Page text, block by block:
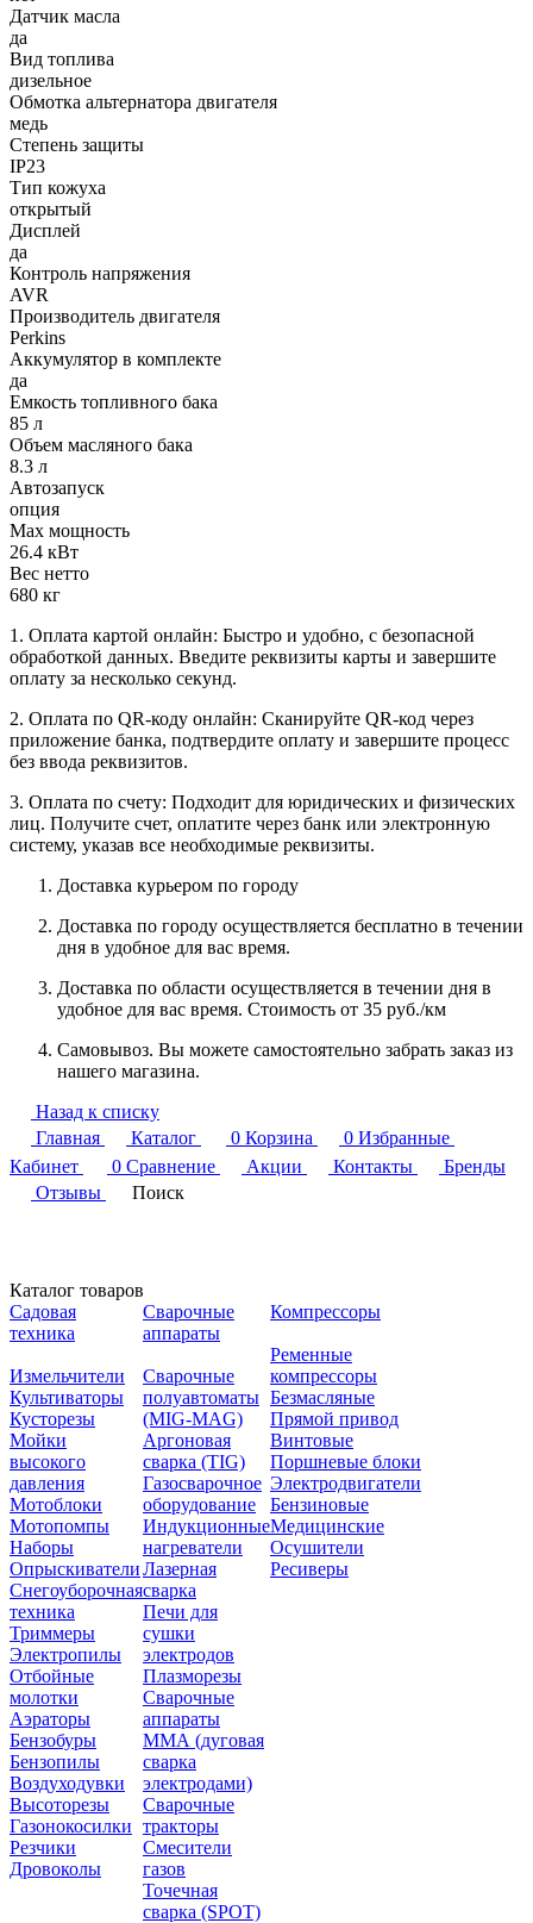
Датчик масла
да
Вид топлива
дизельное
Обмотка альтернатора двигателя
медь
Степень защиты
IP23
Тип кожуха
открытый
Дисплей
да
Контроль напряжения
AVR
Производитель двигателя
Perkins
Аккумулятор в комплекте
да
Емкость топливного бака
85 л
Объем масляного бака
8.3 л
Автозапуск
опция
Max мощность
26.4 кВт
Вес нетто
680 кг
1. Оплата картой онлайн: Быстро и удобно, с безопасной
обработкой данных. Введите реквизиты карты и завершите
оплату за несколько секунд.
2. Оплата по QR-коду онлайн: Сканируйте QR-код через
приложение банка, подтвердите оплату и завершите процесс
без ввода реквизитов.
3. Оплата по счету: Подходит для юридических и физических
лиц. Получите счет, оплатите через банк или электронную
систему, указав все необходимые реквизиты.
Доставка курьером по городу
Доставка по городу осуществляется бесплатно в течении
дня в удобное для вас время.
Доставка по области осуществляется в течении дня в
удобное для вас время. Стоимость от 35 руб./км
Самовывоз. Вы можете самостоятельно забрать заказ из
нашего магазина.
Назад к списку
Главная
Каталог 0 Корзина 0 Избранные
Кабинет
0 Сравнение Акции Контакты
Бренды
Отзывы
Поиск
Каталог товаров
Садовая
техника
Измельчители
Культиваторы
Кусторезы
Мойки
высокого
давления
Мотоблоки
Мотопомпы
Наборы
Опрыскиватели
Снегоуборочная
техника
Триммеры
Электропилы
Отбойные
молотки
Аэраторы
Бензобуры
Бензопилы
Воздуходувки
Высоторезы
Газонокосилки
Резчики
Дровоколы
Сварочные
аппараты
Сварочные
полуавтоматы
(MIG-MAG)
Аргоновая
сварка (TIG)
Газосварочное
оборудование
Индукционные
нагреватели
Лазерная
сварка
Печи для
сушки
электродов
Плазморезы
Сварочные
аппараты
ММА (дуговая
сварка
электродами)
Сварочные
тракторы
Смесители
газов
Точечная
сварка (SPOT)
Компрессоры
Ременные
компрессоры
Безмасляные
Прямой привод
Винтовые
Поршневые блоки
Электродвигатели
Бензиновые
Медицинские
Осушители
Ресиверы